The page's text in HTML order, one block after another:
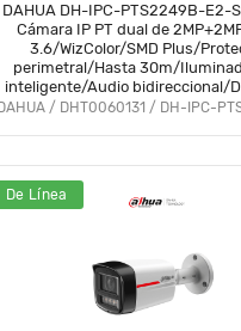
DAHUA DH-IPC-PTS2249B-E2-
Cámara IP PT dual de
3.6/WizColor/SMD Plus/
perimetral/Hasta 30m/
inteligente/Audio bidireccional/
activa d luz y sonido/Ranura
De Línea